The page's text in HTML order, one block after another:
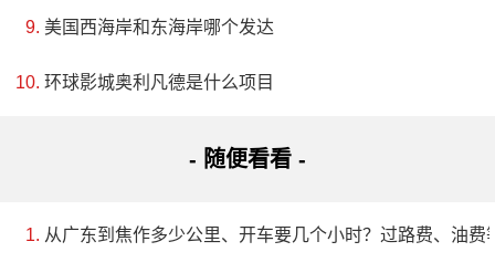
美国西海岸和东海岸哪个发达
环球影城奥利凡德是什么项目
- 随便看看 -
从广东到焦作多少公里、开车要几个小时？过路费、油费